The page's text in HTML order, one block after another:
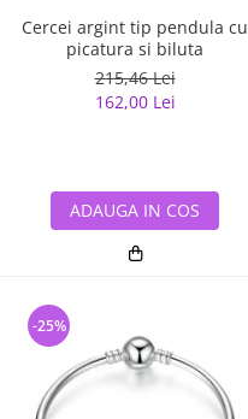
Cercei argint tip pendula cu
picatura si biluta
215,46 Lei
162,00 Lei
ADAUGA IN COS
-25%